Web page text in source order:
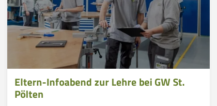
Eltern-Infoabend zur Lehre bei GW St.
Pölten